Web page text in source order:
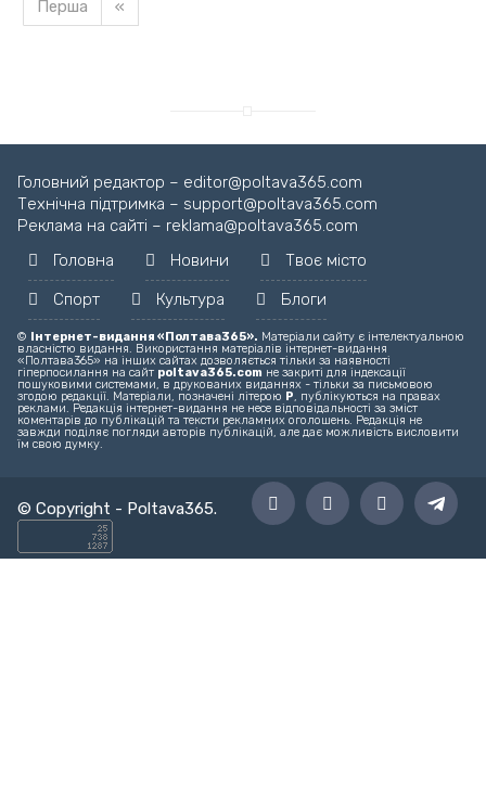
Перша «
Завантажуємо новину...
Головний редактор – editor@poltava365.com
Технічна підтримка – support@poltava365.com
Реклама на сайті – reklama@poltava365.com
Головна
Новини
Твоє місто
Інтернет-видання «Полтава365».
Матеріали сайту є інтелектуальною
власністю видання. Використання матеріалів інтернет-видання
«Полтава365» на інших сайтах дозволяється тільки за наявності
гіперпосилання на сайт
пошуковими системами, в друкованих виданнях - тільки за письмовою
згодою редакції. Матеріали, позначені літерою